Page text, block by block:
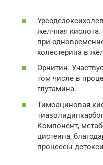
желчная
при
холестерина в
Орнитин.
том числе в
глутамина.
Тимоациновая
Компонент,
цистеина,
процессы